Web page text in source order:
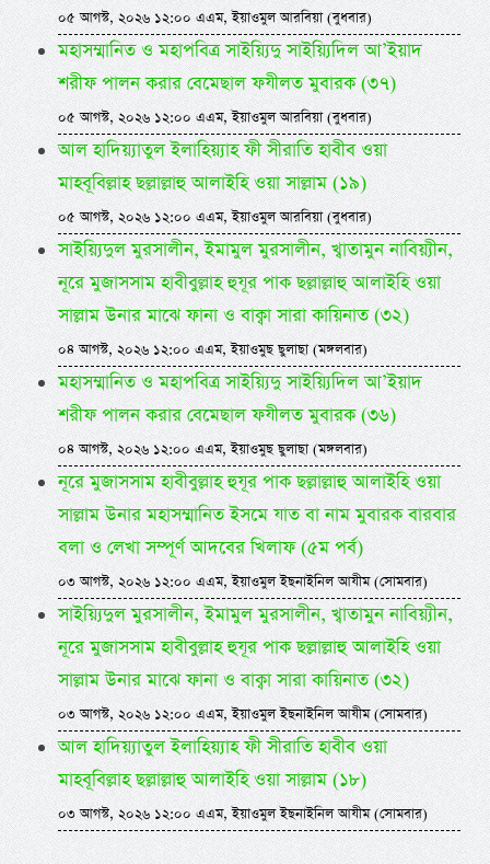
০৫ আগস্ট, ২০২৬ ১২:০০ এএম, ইয়াওমুল আরবিয়া (বুধবার)
মহাসম্মানিত ও মহাপবিত্র সাইয়্যিদু সাইয়্যিদিল আ’ইয়াদ
শরীফ পালন করার বেমেছাল ফযীলত মুবারক (৩৭)
০৫ আগস্ট, ২০২৬ ১২:০০ এএম, ইয়াওমুল আরবিয়া (বুধবার)
আল হাদিয়্যাতুল ইলাহিয়্যাহ ফী সীরাতি হাবীব ওয়া
মাহবূবিল্লাহ ছল্লাল্লাহু আলাইহি ওয়া সাল্লাম (১৯)
০৫ আগস্ট, ২০২৬ ১২:০০ এএম, ইয়াওমুল আরবিয়া (বুধবার)
সাইয়্যিদুল মুরসালীন, ইমামুল মুরসালীন, খ্বাতামুন নাবিয়্যীন,
নূরে মুজাসসাম হাবীবুল্লাহ হুযূর পাক ছল্লাল্লাহু আলাইহি ওয়া
সাল্লাম উনার মাঝে ফানা ও বাক্বা সারা কায়িনাত (৩২)
০৪ আগস্ট, ২০২৬ ১২:০০ এএম, ইয়াওমুছ ছুলাছা (মঙ্গলবার)
মহাসম্মানিত ও মহাপবিত্র সাইয়্যিদু সাইয়্যিদিল আ’ইয়াদ
শরীফ পালন করার বেমেছাল ফযীলত মুবারক (৩৬)
০৪ আগস্ট, ২০২৬ ১২:০০ এএম, ইয়াওমুছ ছুলাছা (মঙ্গলবার)
নূরে মুজাসসাম হাবীবুল্লাহ হুযূর পাক ছল্লাল্লাহু আলাইহি ওয়া
সাল্লাম উনার মহাসম্মানিত ইসমে যাত বা নাম মুবারক বারবার
বলা ও লেখা সম্পূর্ণ আদবের খিলাফ (৫ম পর্ব)
০৩ আগস্ট, ২০২৬ ১২:০০ এএম, ইয়াওমুল ইছনাইনিল আযীম (সোমবার)
সাইয়্যিদুল মুরসালীন, ইমামুল মুরসালীন, খ্বাতামুন নাবিয়্যীন,
নূরে মুজাসসাম হাবীবুল্লাহ হুযূর পাক ছল্লাল্লাহু আলাইহি ওয়া
সাল্লাম উনার মাঝে ফানা ও বাক্বা সারা কায়িনাত (৩২)
০৩ আগস্ট, ২০২৬ ১২:০০ এএম, ইয়াওমুল ইছনাইনিল আযীম (সোমবার)
আল হাদিয়্যাতুল ইলাহিয়্যাহ ফী সীরাতি হাবীব ওয়া
মাহবূবিল্লাহ ছল্লাল্লাহু আলাইহি ওয়া সাল্লাম (১৮)
০৩ আগস্ট, ২০২৬ ১২:০০ এএম, ইয়াওমুল ইছনাইনিল আযীম (সোমবার)